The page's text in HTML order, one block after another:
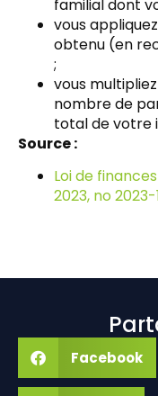
familial dont
vous
obtenu (en
;
vous
nombre de
total de votre
Source :
Loi de
2023, no
Facebook